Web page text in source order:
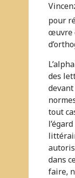
pour
œuvre
des
devant
tout
dans
faire,